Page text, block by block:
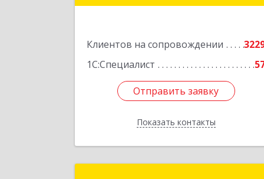
Клиентов на сопровождении
1С:Специалист
Отправить заявку
Показать контакты
Отправить заявку
Назад